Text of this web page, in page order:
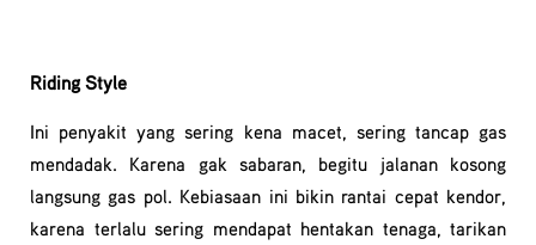
Riding Style
Ini penyakit yang sering kena macet, sering tancap gas
mendadak. Karena gak sabaran, begitu jalanan kosong
langsung gas pol. Kebiasaan ini bikin rantai cepat kendor,
karena terlalu sering mendapat hentakan tenaga, tarikan